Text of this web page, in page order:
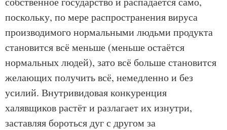
поскольку, по мере распространения вируса
производимого нормальными людьми продукта
становится всё меньше (меньше остаётся
нормальных людей), зато всё больше становится
желающих получить всё, немедленно и без
усилий. Внутривидовая конкуренция
халявщиков растёт и разлагает их изнутри,
заставляя бороться дуг с другом за